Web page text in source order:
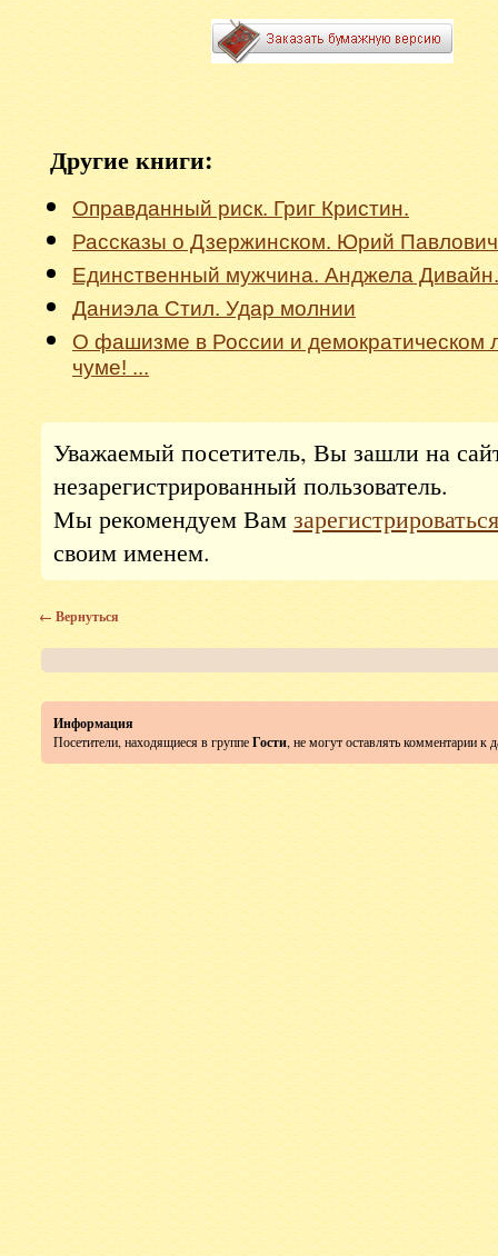
Другие книги:
Оправданный риск. Григ Кристин.
Рассказы о Дзержинском. Юрий
Единственный мужчина. Анджела Дивайн.
Даниэла Стил. Удар молнии
О фашизме в России и демократическом
чуме! ...
Уважаемый посетитель, Вы зашли на
незарегистрированный пользователь.
Мы рекомендуем Вам зарегистрироваться
своим именем.
← Вернуться
Информация
Посетители, находящиеся в группеГости, не могут оставлять комментарии к